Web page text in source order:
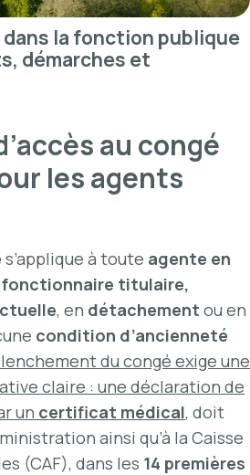
la fonction publique
démarches et
au congé
les agents
s’applique à toute agente en
fonctionnaire titulaire,
, en détachement ou en
condition d’ancienneté
du congé exige une
claire : une déclaration de
un certificat médical, doit
ainsi qu’à la Caisse
(CAF), dans les 14 premières